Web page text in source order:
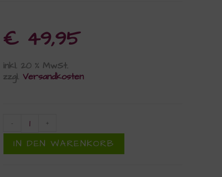
€ 49,95
inkl. 20 % MwSt.
zzgl.Versandkosten
- +
IN DEN WARENKORB